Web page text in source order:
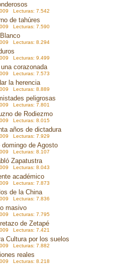
Lecturas: 7.542
de tahúres
Lecturas: 7.590
Lecturas: 8.294
Lecturas: 9.499
corazonada
Lecturas: 7.573
la herencia
Lecturas: 8.889
peligrosas
Lecturas: 7.801
de Rodiezmo
Lecturas: 8.015
años de dictadura
Lecturas: 7.929
domingo de Agosto
Lecturas: 8.107
Zapatustra
Lecturas: 8.043
académico
Lecturas: 7.873
de la China
Lecturas: 7.836
masivo
Lecturas: 7.795
de Zetapé
Lecturas: 7.421
Cultura por los suelos
Lecturas: 7.882
reales
Lecturas: 8.218